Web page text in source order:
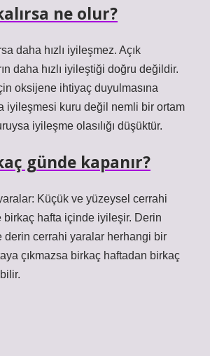
ne olur?
daha hızlı iyileşmez. Açık
daha hızlı iyileştiği doğru değildir.
oksijene ihtiyaç duyulmasına
iyileşmesi kuru değil nemli bir ortam
iyileşme olasılığı düşüktür.
günde kapanır?
Küçük ve yüzeysel cerrahi
hafta içinde iyileşir. Derin
derin cerrahi yaralar herhangi bir
çıkmazsa birkaç haftadan birkaç